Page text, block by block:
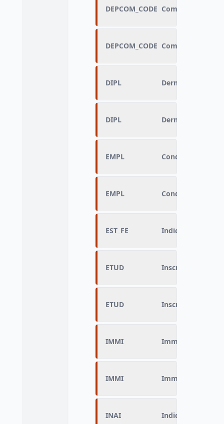
DEPCOM_CODE Commune de
DEPCOM_CODE Commune de
DIPL Dernier diplôme
DIPL Dernier diplôme
EMPL Condition
EMPL Condition
EST_FE Indicateur
ETUD Inscription pour
ETUD Inscription pour
IMMI Immigré
IMMI Immigré
INAI Indicateur du lieu